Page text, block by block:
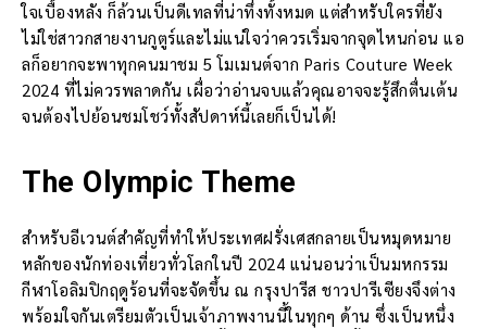
ใจเบื้องหลัง ก็ล้วนเป็นดีเทลที่น่าทึ่งทั้งหมด แต่สำหรับใครที่ยัง
ไม่ใช่สาวกสายงานกูตูร์และไม่แน่ใจว่าควรเริ่มจากจุดไหนก่อน แอ
ลก็อยากจะพาทุกคนมาชม 5 โมเมนต์จาก Paris Couture Week
2024 ที่ไม่ควรพลาดกัน เผื่อว่าอ่านจบแล้วคุณอาจจะรู้สึกตื่นเต้น
จนต้องไปย้อนชมโชว์ทั้งสัปดาห์นี้เลยก็เป็นได้!
The Olympic Theme
สำหรับอีเวนต์สำคัญที่ทำให้ประเทศฝรั่งเศสกลายเป็นหมุดหมาย
หลักของนักท่องเที่ยวทั่วโลกในปี 2024 แน่นอนว่าเป็นมหกรรม
กีฬาโอลิมปิกฤดูร้อนที่จะจัดขึ้น ณ กรุงปารีส ชาวปารีเซียงจึงต่าง
พร้อมใจกันเตรียมตัวเป็นเจ้าภาพงานนี้ในทุกๆ ด้าน ซึ่งเป็นหนึ่ง